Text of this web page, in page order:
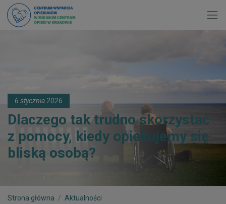
6 stycznia 2026
Dlaczego tak trudno skorzystać
z pomocy, kiedy opiekujemy się
bliską osobą?
Strona główna
Aktualności